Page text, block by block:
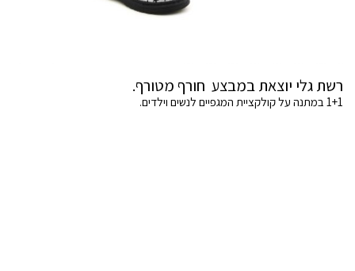
רשת גלי יוצאת במבצע חורף מטורף.
1+1 במתנה על קולקציית המגפיים לנשים וילדים.